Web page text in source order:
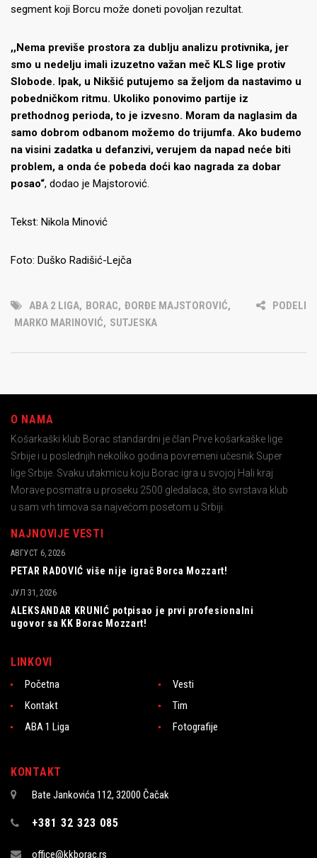
segment koji Borcu može doneti povoljan rezultat.
,,Nema previše prostora za dublju analizu protivnika, jer
smo u nedelju imali izuzetno važan meč KLS lige protiv
Slobode. Ipak, u Nikšić putujemo sa željom da nastavimo u
pobedničkom ritmu. Ukoliko ponovimo partije iz
prethodnog perioda, to je izvesno. Moram da naglasim da
samo dobrom odbanom možemo do trijumfa. Ako budemo
na visini zadatka u defanzivi, verujem da napad neće biti
problem, a onda će pobeda doći kao nagrada za dobar
posao“, dodao je Majstorović.
Tekst: Nikola Minović
Foto: Duško Radišić-Lejča
ABA 2 LIGA, BORAC, ĐORĐE MAJSTOROVIĆ,
MARKO MARINOVIĆ, SUTJESKA
PODELI
O NAMA
Košarkaški klub Borac standardni je član Prve košarkaške lige
Srbije i u poslednjih nekoliko godina povremeni učesnik Super
lige Srbije. Svaku utakmicu koju Borac igra u svojoj Hali kraj
Morave posmatra u proseku 2500 gledalaca, što svrstava klub
u sam vrh timova sa najvećom posetom u Srbiji.
NAJNOVIJE VESTI
PETAR RADOVIĆ više nije igrač Borca Mozzart!
АВГУСТ 6, 2026
ALEKSANDAR KRUNIĆ potpisao je prvi profesionalni
ugovor sa KK Borac Mozzart!
ЈУЛ 31, 2026
LINKOVI
Početna
Vesti
Kontakt
Tim
ABA 1 Liga
Fotografije
KONTAKT
Bate Jankovića 112, 32000 Čačak
+381 32 323 085
office@kkborac.rs